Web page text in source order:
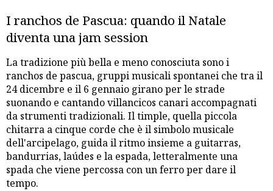
I ranchos de Pascua: quando il Natale
diventa una jam session
La tradizione più bella e meno conosciuta sono i
ranchos de pascua, gruppi musicali spontanei che tra il
24 dicembre e il 6 gennaio girano per le strade
suonando e cantando villancicos canari accompagnati
da strumenti tradizionali. Il timple, quella piccola
chitarra a cinque corde che è il simbolo musicale
dell'arcipelago, guida il ritmo insieme a guitarras,
bandurrias, laúdes e la espada, letteralmente una
spada che viene percossa con un ferro per dare il
tempo.